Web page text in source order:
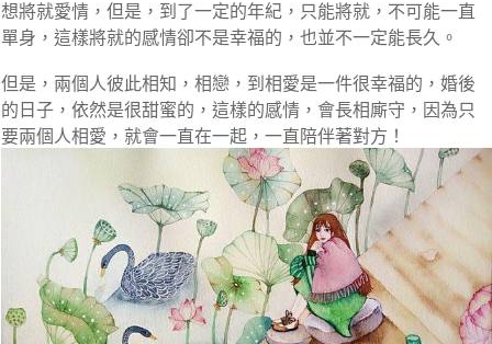
想將就愛情，但是，到了一定的年紀，只能將就，不可能一直
單身，這樣將就的感情卻不是幸福的，也並不一定能長久。
但是，兩個人彼此相知，相戀，到相愛是一件很幸福的，婚後
的日子，依然是很甜蜜的，這樣的感情，會長相廝守，因為只
要兩個人相愛，就會一直在一起，一直陪伴著對方！